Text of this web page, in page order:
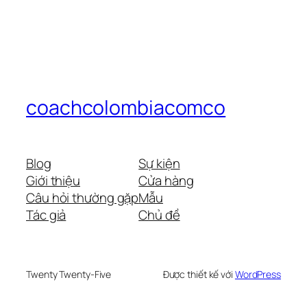
coachcolombiacomco
Blog
Giới thiệu
Câu hỏi thường gặp
Tác giả
Sự kiện
Cửa hàng
Mẫu
Chủ đề
Twenty Twenty-Five Được thiết kế với WordPress